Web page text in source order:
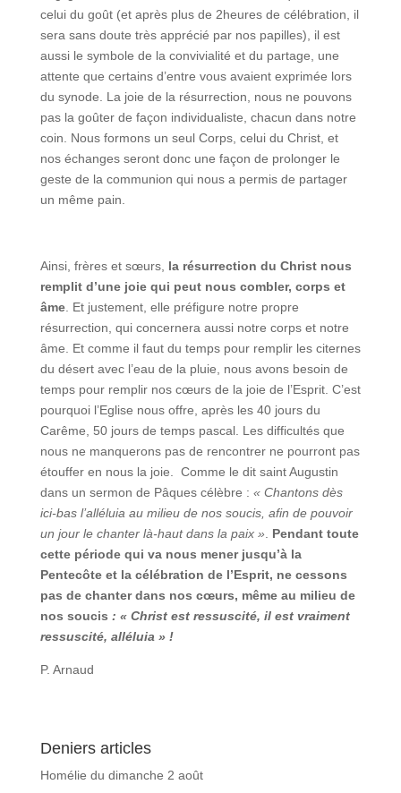
celui du goût (et après plus de 2heures de célébration, il
sera sans doute très apprécié par nos papilles), il est
aussi le symbole de la convivialité et du partage, une
attente que certains d’entre vous avaient exprimée lors
du synode. La joie de la résurrection, nous ne pouvons
pas la goûter de façon individualiste, chacun dans notre
coin. Nous formons un seul Corps, celui du Christ, et
nos échanges seront donc une façon de prolonger le
geste de la communion qui nous a permis de partager
un même pain.
Ainsi, frères et sœurs, la résurrection du Christ nous
remplit d’une joie qui peut nous combler, corps et
âme. Et justement, elle préfigure notre propre
résurrection, qui concernera aussi notre corps et notre
âme. Et comme il faut du temps pour remplir les citernes
du désert avec l’eau de la pluie, nous avons besoin de
temps pour remplir nos cœurs de la joie de l’Esprit. C’est
pourquoi l’Eglise nous offre, après les 40 jours du
Carême, 50 jours de temps pascal. Les difficultés que
nous ne manquerons pas de rencontrer ne pourront pas
étouffer en nous la joie. Comme le dit saint Augustin
dans un sermon de Pâques célèbre : « Chantons dès
ici-bas l’alléluia au milieu de nos soucis, afin de pouvoir
un jour le chanter là-haut dans la paix »
Pendant toute
cette période qui va nous mener jusqu’à la
Pentecôte et la célébration de l’Esprit, ne cessons
pas de chanter dans nos cœurs, même au milieu de
nos soucis : « Christ est ressuscité, il est vraiment
ressuscité, alléluia » !
P. Arnaud
Deniers articles
Homélie du dimanche 2 août